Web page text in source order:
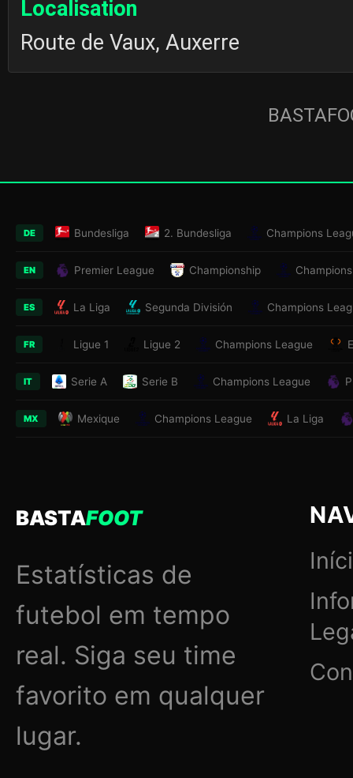
Localisation
Route de Vaux, Auxerre
DE Bundesliga 2. Bundesliga Champions
EN Premier League Championship
ES La Liga Segunda División Champions
FR Ligue 1 Ligue 2 Champions League
IT Serie A Serie B Champions League
MX Mexique Champions League La Liga
BASTAFOOT
Estatísticas de
futebol em tempo
real. Siga seu time
favorito em qualquer
lugar.